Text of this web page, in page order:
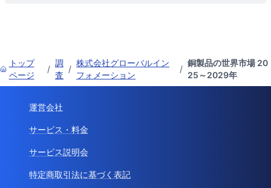
トップ
ページ
/
調
査
/
株式会社グローバルイン
フォメーション
/
銅製品の世界市場 20
25～2029年
運営会社
サービス・料金
サービス説明会
特定商取引法に基づく表記